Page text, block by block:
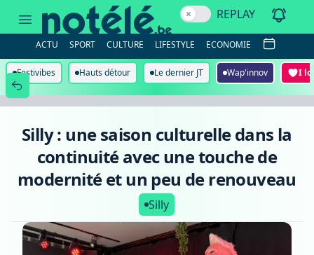
culturelle
dans
continuité
avec
une
modernité
REPLAY
ACTU SPORT CULTURE LIFESTYLE ECONOMIE
Festivibes Hauts détour Le dernier JT Wap'innov I
Silly : une saison culturelle dans la
continuité avec une touche de
modernité et un peu de renouveau
Silly